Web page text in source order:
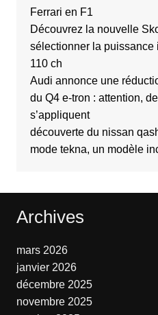
Ferrari en F1
Découvrez la nouvelle
sélectionner la puissance
110 ch
Audi annonce une
du Q4 e-tron : attention,
s’appliquent
découverte du nissan
mode tekna, un modèle
Archives
mars 2026
janvier 2026
décembre 2025
novembre 2025